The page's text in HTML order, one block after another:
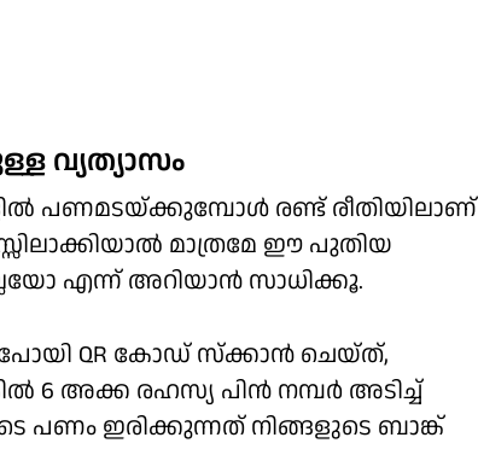
വ്യത്യാസം
പണമടയ്ക്കുമ്പോള്‍ രണ്ട് രീതിയിലാണ്
മാത്രമേ ഈ പുതിയ
എന്ന് അറിയാന്‍ സാധിക്കൂ.
QR കോഡ് സ്‌ക്കാന്‍ ചെയ്ത്,
6 അക്ക രഹസ്യ പിന്‍ നമ്പര്‍ അടിച്ച്
പണം ഇരിക്കുന്നത് നിങ്ങളുടെ ബാങ്ക്